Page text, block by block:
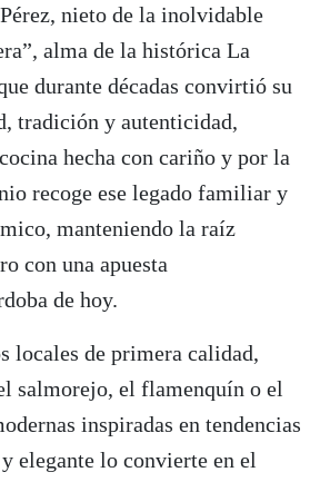
nieto de la inolvidable
alma de la histórica La
durante décadas convirtió su
tradición y autenticidad,
hecha con cariño y por la
recoge ese legado familiar y
manteniendo la raíz
con una apuesta
de hoy.
locales de primera calidad,
salmorejo, el flamenquín o el
inspiradas en tendencias
elegante lo convierte en el